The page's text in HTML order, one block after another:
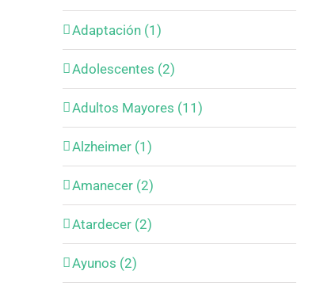
Adaptación (1)
Adolescentes (2)
Adultos Mayores (11)
Alzheimer (1)
Amanecer (2)
Atardecer (2)
Ayunos (2)